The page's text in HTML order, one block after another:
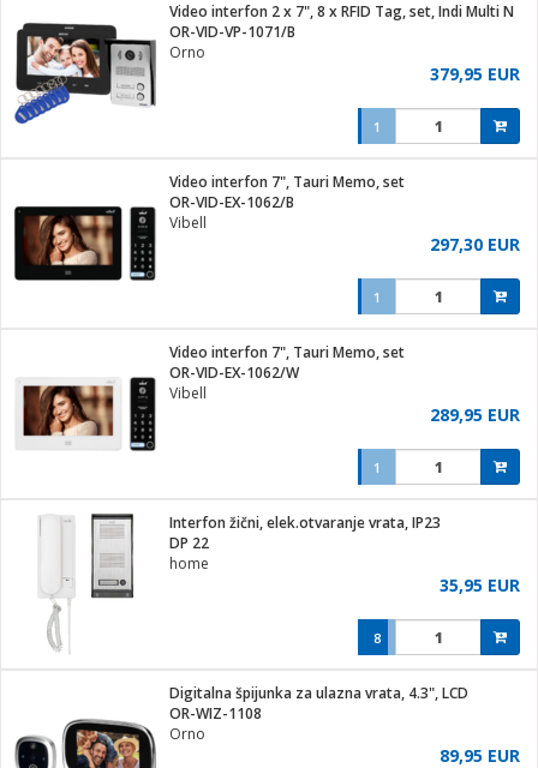
Video interfon 2 x 7", 8 x RFID Tag, set, Indi Multi N
OR-VID-VP-1071/B
Orno
379,95 EUR
1
Video interfon 7", Tauri Memo, set
OR-VID-EX-1062/B
Vibell
297,30 EUR
1
Video interfon 7", Tauri Memo, set
OR-VID-EX-1062/W
Vibell
289,95 EUR
1
Interfon žični, elek.otvaranje vrata, IP23
DP 22
home
35,95 EUR
8
Digitalna špijunka za ulazna vrata, 4.3", LCD
OR-WIZ-1108
Orno
89,95 EUR